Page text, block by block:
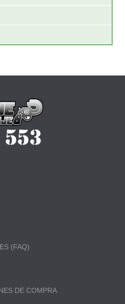
(FAQ)
DE COMPRA